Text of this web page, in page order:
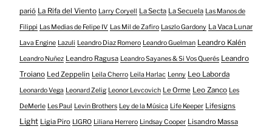
parió La Rifa del Viento Larry Coryell La Secta La Secuela Las Manos de
Filippi Las Medias de Felipe IV Las Mil de Zafiro Laszlo Gardony La Vaca Lunar
Lava Engine Lazuli Leandro Diaz Romero Leandro Guelman Leandro Kalén
Leandro Nuñez Leandro Ragusa Leandro Sayanes & Si Vos Querés Leandro
Troiano Led Zeppelin Leila Cherro Leila Harlac Lenny Leo Laborda
Leonardo Vega Leonard Zelig Leonor Levcovich Le Orme Leo Zanco Les
DeMerle Les Paul Levin Brothers Ley de la Música Life Keeper Lifesigns
Light Ligia Piro LIGRO Liliana Herrero Lindsay Cooper Lisandro Massa